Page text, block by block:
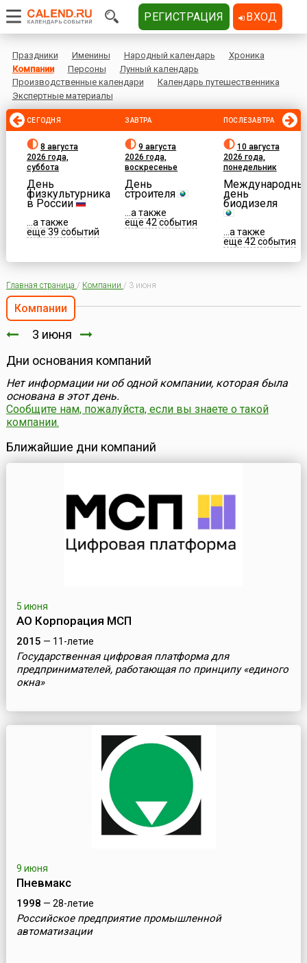
Праздники Именины Народный календарь
Хроника
Компании
Персоны
Лунный календарь
Производственные календари
Календарь путешественника
Экспертные материалы
СЕГОДНЯ
8 августа
2026 года,
суббота
День
физкультурника
в России
...а также
еще 39 событий
ЗАВТРА
9 августа
2026 года,
воскресенье
День
строителя
...а также
еще 42 события
ПОСЛЕЗАВТРА
10 августа
2026 года,
понедельник
день
биодизеля
...а также
еще 42 события
Главная страница / Компании / 3 июня
Компании
3 июня
Дни основания компаний
Нет информации ни об одной компании, которая была
основана в этот день.
Сообщите нам, пожалуйста, если вы знаете о такой
компании.
Ближайшие дни компаний
5 июня
АО Корпорация МСП
2015 — 11-летие
Государственная цифровая платформа для
предпринимателей, работающая по принципу «единого
окна»
9 июня
Пневмакс
1998 — 28-летие
Российское предприятие промышленной
автоматизации
РЕГИСТРАЦИЯ ВХОД